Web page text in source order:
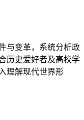
与变革，系统分析政
历史爱好者及高校学
理解现代世界形